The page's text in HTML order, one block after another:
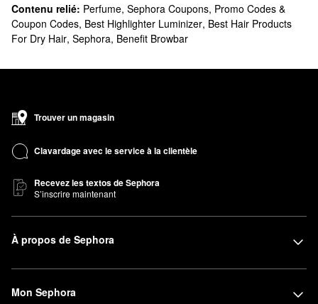
Contenu relié: Perfume, Sephora Coupons, Promo Codes &
Coupon Codes, Best Highlighter Luminizer, Best Hair Products
For Dry Hair, Sephora, Benefit Browbar
Trouver un magasin
Clavardage avec le service à la clientèle
Recevez les textos de Sephora
S’inscrire maintenant
À propos de Sephora
Mon Sephora